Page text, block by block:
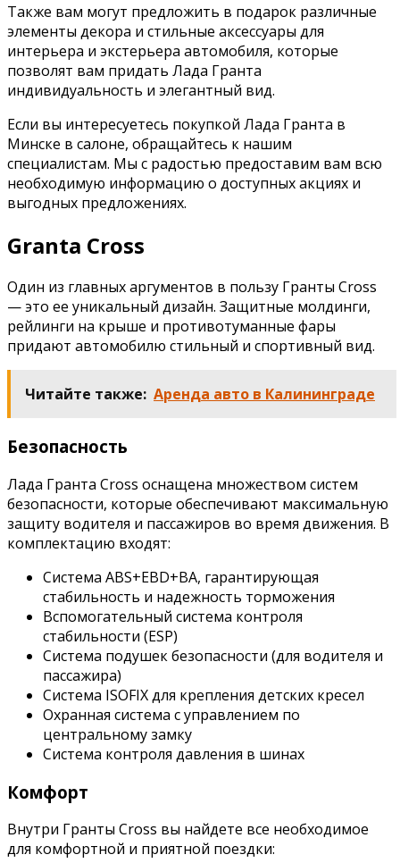
Также вам могут предложить в подарок различные
элементы декора и стильные аксессуары для
интерьера и экстерьера автомобиля, которые
позволят вам придать Лада Гранта
индивидуальность и элегантный вид.
Если вы интересуетесь покупкой Лада Гранта в
Минске в салоне, обращайтесь к нашим
специалистам. Мы с радостью предоставим вам всю
необходимую информацию о доступных акциях и
выгодных предложениях.
Granta Cross
Один из главных аргументов в пользу Гранты Cross
— это ее уникальный дизайн. Защитные молдинги,
рейлинги на крыше и противотуманные фары
придают автомобилю стильный и спортивный вид.
Читайте также: Аренда авто в Калининграде
Безопасность
Лада Гранта Cross оснащена множеством систем
безопасности, которые обеспечивают максимальную
защиту водителя и пассажиров во время движения. В
комплектацию входят:
Система ABS+EBD+BA, гарантирующая
стабильность и надежность торможения
Вспомогательный система контроля
стабильности (ESP)
Система подушек безопасности (для водителя и
пассажира)
Система ISOFIX для крепления детских кресел
Охранная система с управлением по
центральному замку
Система контроля давления в шинах
Комфорт
Внутри Гранты Cross вы найдете все необходимое
для комфортной и приятной поездки: